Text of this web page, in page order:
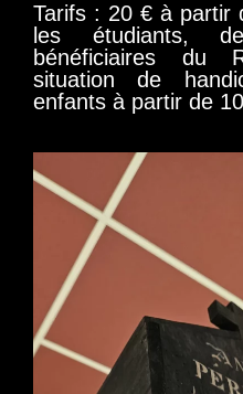
Tarifs : 20 € à partir
les étudiants,
bénéficiaires du
situation de
enfants à partir de